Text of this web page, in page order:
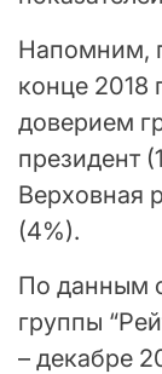
Напомним,
конце 2018
доверием
президент
Верховная
(4%).
По данным
группы
– декабре